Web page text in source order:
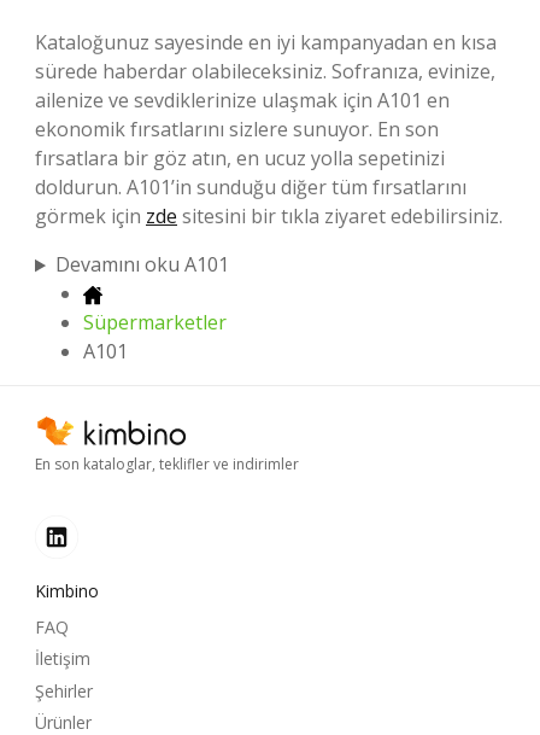
Kataloğunuz sayesinde en iyi kampanyadan en kısa
sürede haberdar olabileceksiniz. Sofranıza, evinize,
ailenize ve sevdiklerinize ulaşmak için A101 en
ekonomik fırsatlarını sizlere sunuyor. En son
fırsatlara bir göz atın, en ucuz yolla sepetinizi
doldurun. A101’in sunduğu diğer tüm fırsatlarını
görmek için zde sitesini bir tıkla ziyaret edebilirsiniz.
Devamını oku A101
Süpermarketler
A101
En son kataloglar, teklifler ve indirimler
Kimbino
FAQ
İletişim
Şehirler
Ürünler